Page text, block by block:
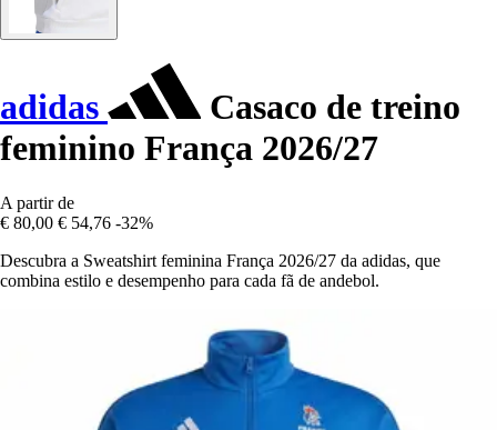
adidas
Casaco de treino
feminino França 2026/27
A partir de
€ 80,00 € 54,76 -32%
Descubra a Sweatshirt feminina França 2026/27 da adidas, que
combina estilo e desempenho para cada fã de andebol.